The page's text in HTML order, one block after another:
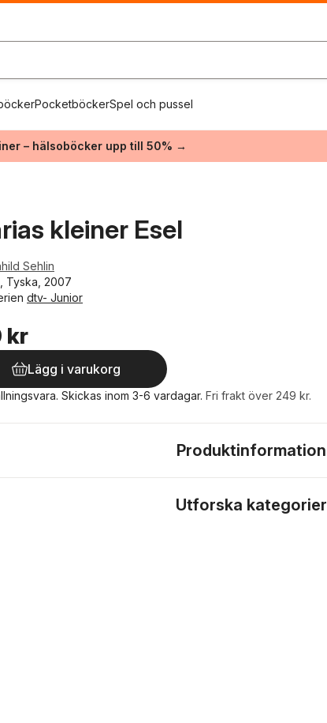
PocketböckerSpel och pussel
– hälsoböcker upp till 50% →
kleiner Esel
Sehlin
Tyska, 2007
dtv- Junior
kr
Lägg i varukorg
Skickas inom 3-6 vardagar. Fri frakt över 249 kr.
Produktinformation
Utforska kategorier